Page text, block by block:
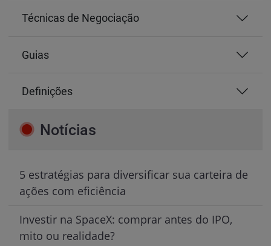
Técnicas de Negociação
Guias
Definições
Notícias
5 estratégias para diversificar sua carteira de
ações com eficiência
Investir na SpaceX: comprar antes do IPO,
mito ou realidade?